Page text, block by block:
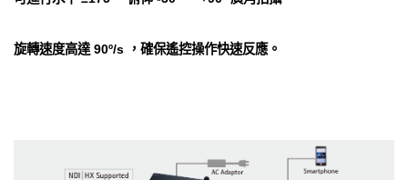
旋轉速度高達 90º/s ，確保遙控操作快速反應。